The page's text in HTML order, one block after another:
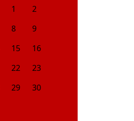
1
2
8
9
15
16
22
23
29
30